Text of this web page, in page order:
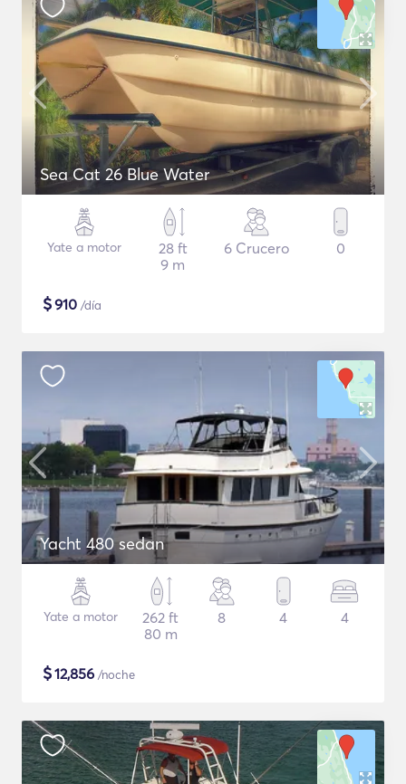
Sea Cat 26 Blue Water
Yate a motor
28 ft
9 m
6 Crucero 0
$910 /día
Yacht 480 sedan
Yate a motor
262 ft
80 m
8 4 4
$12,856 /noche